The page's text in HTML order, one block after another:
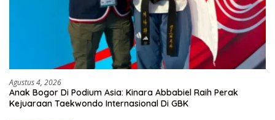
Agustus 4, 2026
Anak Bogor Di Podium Asia: Kinara Abbabiel Raih Perak
Kejuaraan Taekwondo Internasional Di GBK